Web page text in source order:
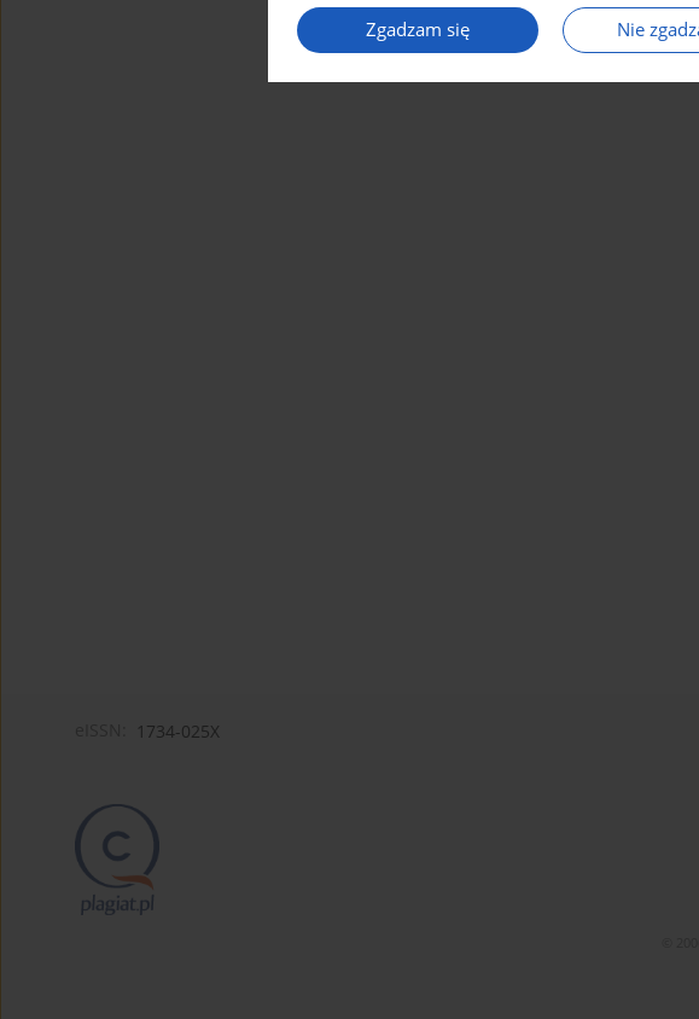
Zgadzam się Nie
1734-025X